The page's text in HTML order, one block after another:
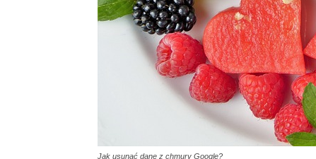
Jak usunąć dane z chmury Google?